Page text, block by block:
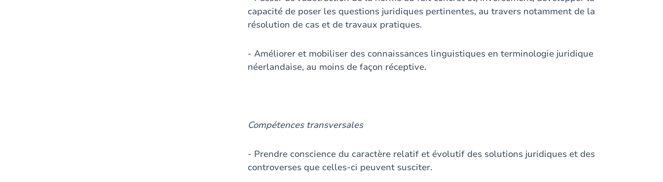
capacité de poser les questions juridiques pertinentes, au travers notamment de la
résolution de cas et de travaux pratiques.
- Améliorer et mobiliser des connaissances linguistiques en terminologie juridique
néerlandaise, au moins de façon réceptive.
Compétences transversales
- Prendre conscience du caractère relatif et évolutif des solutions juridiques et des
controverses que celles-ci peuvent susciter.